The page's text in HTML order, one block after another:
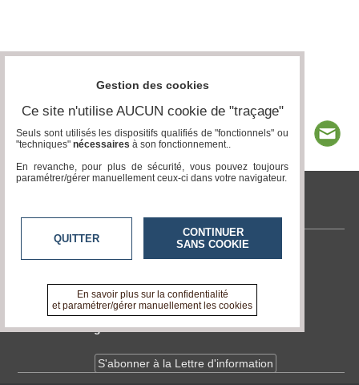
tvlocale.fr
Contactez-nous
A propos de tvlocale.fr
Devenir délégué
S'abonner à la Lettre d'information
Gestion des cookies
Ce site n'utilise AUCUN cookie de "traçage"
Seuls sont utilisés les dispositifs qualifiés de "fonctionnels" ou
"techniques" nécessaires à son fonctionnement..
En revanche, pour plus de sécurité, vous pouvez toujours
paramétrer/gérer manuellement ceux-ci dans votre navigateur.
QUITTER
CONTINUER
SANS COOKIE
En savoir plus sur la confidentialité
et paramétrer/gérer manuellement les cookies